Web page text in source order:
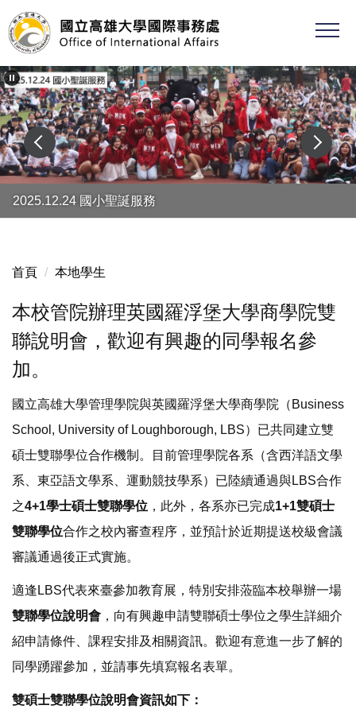
跳
到
主
要
內
容
區
2025.12.24 國小聖誕服務
首頁 本地學生
本校管院辦理英國羅浮堡大學商學院雙
聯說明會，歡迎有興趣的同學報名參
加。
國立高雄大學管理學院與英國羅浮堡大學商學院（Business
School, University of Loughborough, LBS）已共同建立雙
碩士雙聯學位合作機制。目前管理學院各系（含西洋語文學
系、東亞語文學系、運動競技學系）已陸續通過與LBS合作
之4+1學士碩士雙聯學位 ，此外，各系亦已完成1+1雙碩士
雙聯學位合作之校內審查程序，並預計於近期提送校級會議
審議通過後正式實施。
適逢LBS代表來臺參加教育展，特別安排蒞臨本校舉辦一場
雙聯學位說明會 ，向有興趣申請雙聯碩士學位之學生詳細介
紹申請條件、課程安排及相關資訊。歡迎有意進一步了解的
同學踴躍參加，並請事先填寫報名表單。
雙碩士雙聯學位說明會資訊如下：